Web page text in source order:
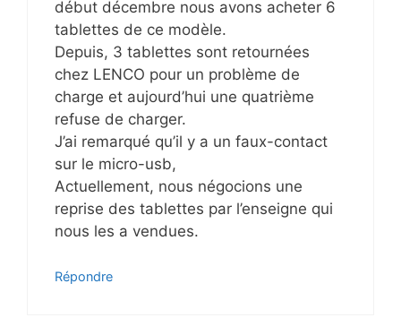
début décembre nous avons acheter 6
tablettes de ce modèle.
Depuis, 3 tablettes sont retournées
chez LENCO pour un problème de
charge et aujourd’hui une quatrième
refuse de charger.
J’ai remarqué qu’il y a un faux-contact
sur le micro-usb,
Actuellement, nous négocions une
reprise des tablettes par l’enseigne qui
nous les a vendues.
Répondre